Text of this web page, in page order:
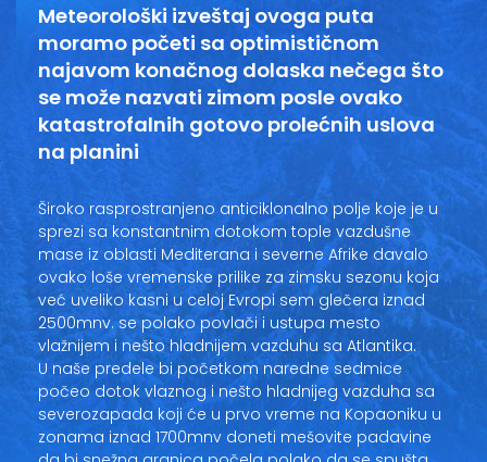
Meteorološki izveštaj ovoga puta
moramo početi sa optimističnom
najavom konačnog dolaska nečega što
se može nazvati zimom posle ovako
katastrofalnih gotovo prolećnih uslova
na planini
Široko rasprostranjeno anticiklonalno polje koje je u
sprezi sa konstantnim dotokom tople vazdušne
mase iz oblasti Mediterana i severne Afrike davalo
ovako loše vremenske prilike za zimsku sezonu koja
već uveliko kasni u celoj Evropi sem glečera iznad
2500mnv. se polako povlači i ustupa mesto
vlažnijem i nešto hladnijem vazduhu sa Atlantika.
U naše predele bi početkom naredne sedmice
počeo dotok vlaznog i nešto hladnijeg vazduha sa
severozapada koji će u prvo vreme na Kopaoniku u
zonama iznad 1700mnv doneti mešovite padavine